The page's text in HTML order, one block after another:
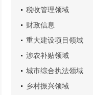
税收管理领域
财政信息
重大建设项目领域
涉农补贴领域
城市综合执法领域
乡村振兴领域